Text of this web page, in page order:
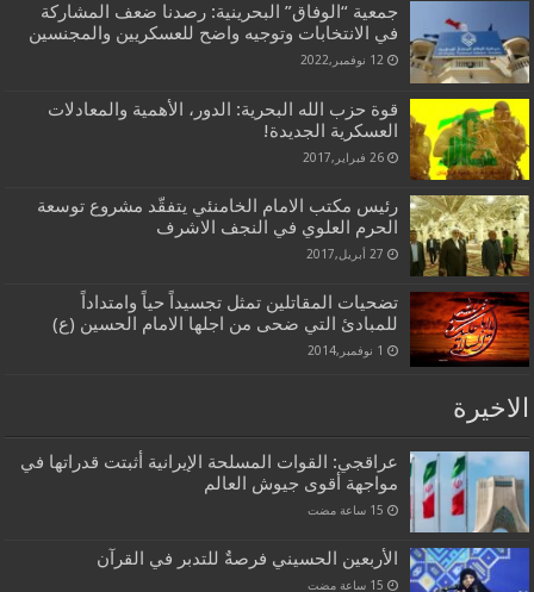
جمعية “الوفاق” البحرينية: رصدنا ضعف المشاركة
في الانتخابات وتوجيه واضح للعسكريين والمجنسين
12 نوفمبر,2022
قوة حزب الله البحرية: الدور، الأهمية والمعادلات
العسكرية الجديدة!
26 فبراير,2017
رئيس مكتب الامام الخامنئي يتفقّد مشروع توسعة
الحرم العلوي في النجف الاشرف
27 أبريل,2017
تضحيات المقاتلين تمثل تجسيداً حياً وامتداداً
للمبادئ التي ضحى من اجلها الامام الحسين (ع)
1 نوفمبر,2014
الاخيرة
عراقجي: القوات المسلحة الإيرانية أثبتت قدراتها في
مواجهة أقوى جيوش العالم
الأربعين الحسيني فرصةٌ للتدبر في القرآن